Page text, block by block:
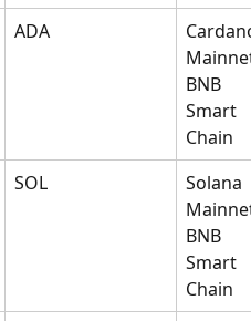
ADA
BNB
Smart
Chain
SOL
Solana
BNB
Smart
Chain